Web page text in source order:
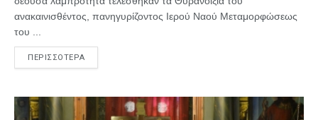
ανακαινισθέντος, πανηγυρίζοντος Ιερού Ναού Μεταμορφώσεως
του ...
ΠΕΡΙΣΣΟΤΕΡΑ